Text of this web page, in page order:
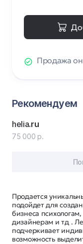
Продается
подойдет для
бизнеса
дизайнерам и тд .
подчеркивает
возможность
Продажа
Рекомендуем
helia.ru
75 000 р.